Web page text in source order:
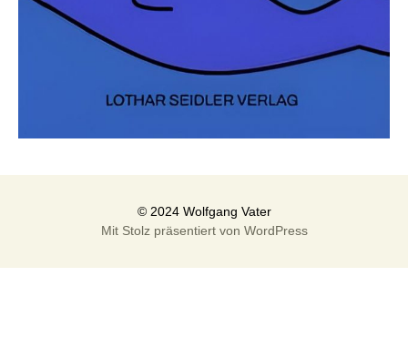
Mit Stolz präsentiert von WordPress